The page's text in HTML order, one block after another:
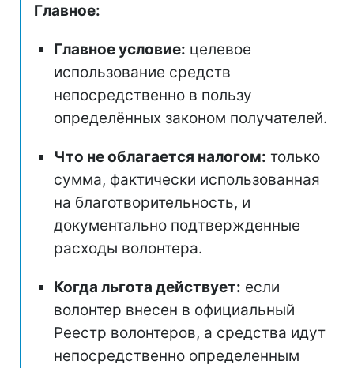
Главное:
Главное условие: целевое
использование средств
непосредственно в пользу
определённых законом получателей.
Что не облагается налогом: только
сумма, фактически использованная
на благотворительность, и
документально подтвержденные
расходы волонтера.
Когда льгота действует: если
волонтер внесен в официальный
Реестр волонтеров, а средства идут
непосредственно определенным